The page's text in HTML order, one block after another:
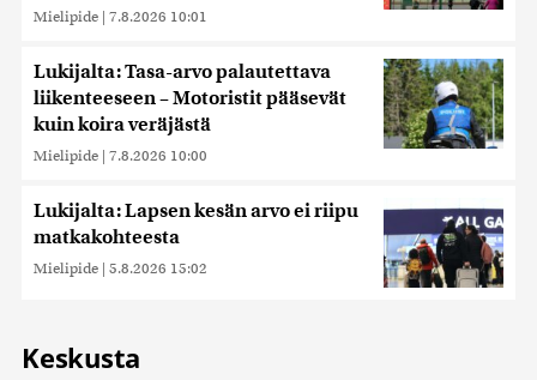
Mielipide | 7.8.2026 10:01
Lukijalta: Tasa-arvo palautettava
liikenteeseen – Motoristit pääsevät
kuin koira veräjästä
Mielipide | 7.8.2026 10:00
Lukijalta: Lapsen kesän arvo ei riipu
matkakohteesta
Mielipide | 5.8.2026 15:02
Keskusta